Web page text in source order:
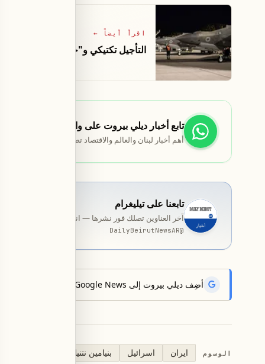
اقرأ أيضاً ←
التأجيل تكتيكي و"خدعة" ترامب..
تابع أخبار ديلي بيروت على واتساب
أهم أخبار لبنان والعالم والاقتصاد تصلك مباشرة.
تابعنا على تيليغرام
آخر العناوين تصلك فور نشرها — انضمّ إلى قناة المخصّصة
@
DailyBeirutNewsAR
أضِف ديلي بيروت إلى Google News لتتلقّى أحدث الأخبار أوّلاً.
الوسوم ايران اسرائيل بنيامين نتنياهو